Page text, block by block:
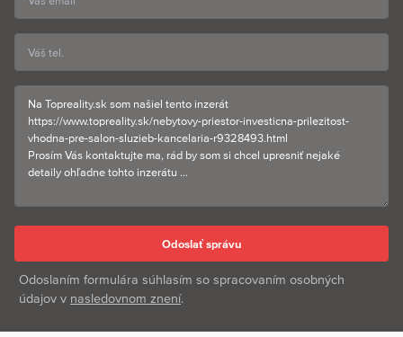
Odoslaním formulára súhlasím so spracovaním osobných
údajov v nasledovnom znení.